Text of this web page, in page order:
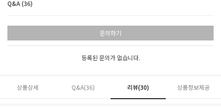
Q&A (36)
문의하기
등록된 문의가 없습니다.
상품상세 Q&A(36) 리뷰(30) 상품정보제공